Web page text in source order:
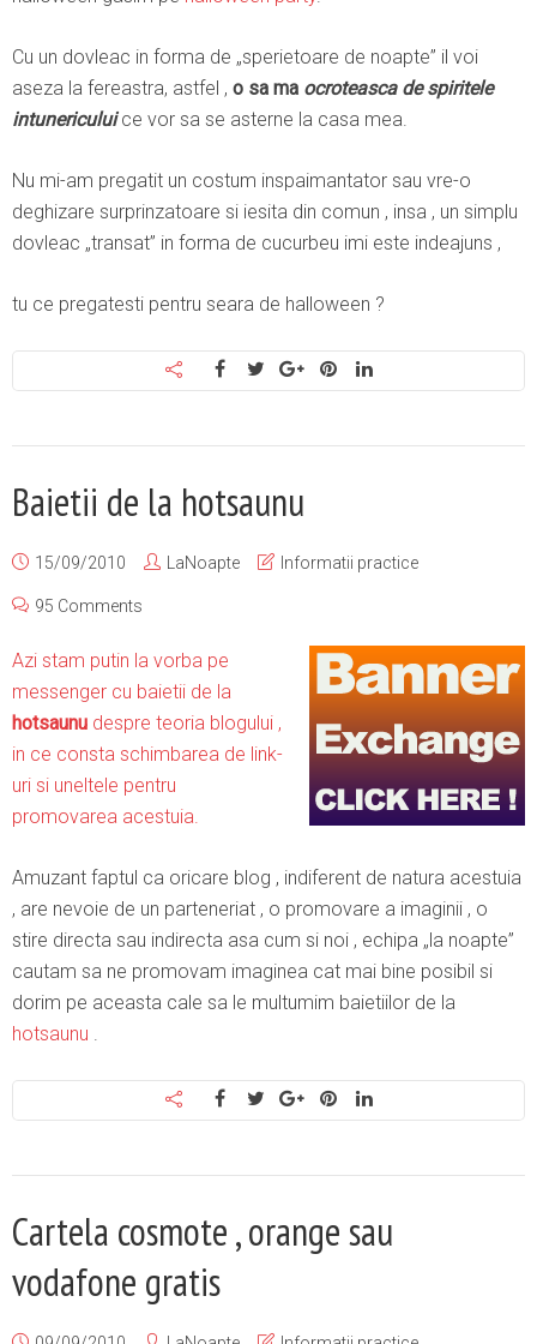
Cu un dovleac in forma de „sperietoare de noapte” il voi
aseza la fereastra, astfel , o sa ma ocroteasca de spiritele
intunericuluice vor sa se asterne la casa mea.
Nu mi-am pregatit un costum inspaimantator sau vre-o
deghizare surprinzatoare si iesita din comun , insa , un simplu
dovleac „transat” in forma de cucurbeu imi este indeajuns ,
tu ce pregatesti pentru seara de halloween ?
Baietii de la hotsaunu
15/09/2010 LaNoapte Informatii practice
95 Comments
Azi stam putin la vorba pe
messenger cu baietii de la
hotsaunu despre teoria blogului ,
in ce consta schimbarea de link-
uri si uneltele pentru
promovarea acestuia.
Amuzant faptul ca oricare blog , indiferent de natura acestuia
, are nevoie de un parteneriat , o promovare a imaginii , o
stire directa sau indirecta asa cum si noi , echipa „la noapte”
cautam sa ne promovam imaginea cat mai bine posibil si
dorim pe aceasta cale sa le multumim baietiilor de la
hotsaunu
Cartela cosmote , orange sau
vodafone gratis